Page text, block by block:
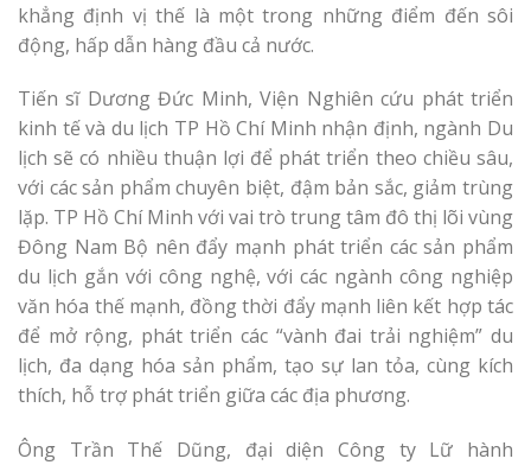
khẳng định vị thế là một trong những điểm đến sôi
động, hấp dẫn hàng đầu cả nước.
Tiến sĩ Dương Đức Minh, Viện Nghiên cứu phát triển
kinh tế và du lịch TP Hồ Chí Minh nhận định, ngành Du
lịch sẽ có nhiều thuận lợi để phát triển theo chiều sâu,
với các sản phẩm chuyên biệt, đậm bản sắc, giảm trùng
lặp. TP Hồ Chí Minh với vai trò trung tâm đô thị lõi vùng
Đông Nam Bộ nên đẩy mạnh phát triển các sản phẩm
du lịch gắn với công nghệ, với các ngành công nghiệp
văn hóa thế mạnh, đồng thời đẩy mạnh liên kết hợp tác
để mở rộng, phát triển các “vành đai trải nghiệm” du
lịch, đa dạng hóa sản phẩm, tạo sự lan tỏa, cùng kích
thích, hỗ trợ phát triển giữa các địa phương.
Ông Trần Thế Dũng, đại diện Công ty Lữ hành